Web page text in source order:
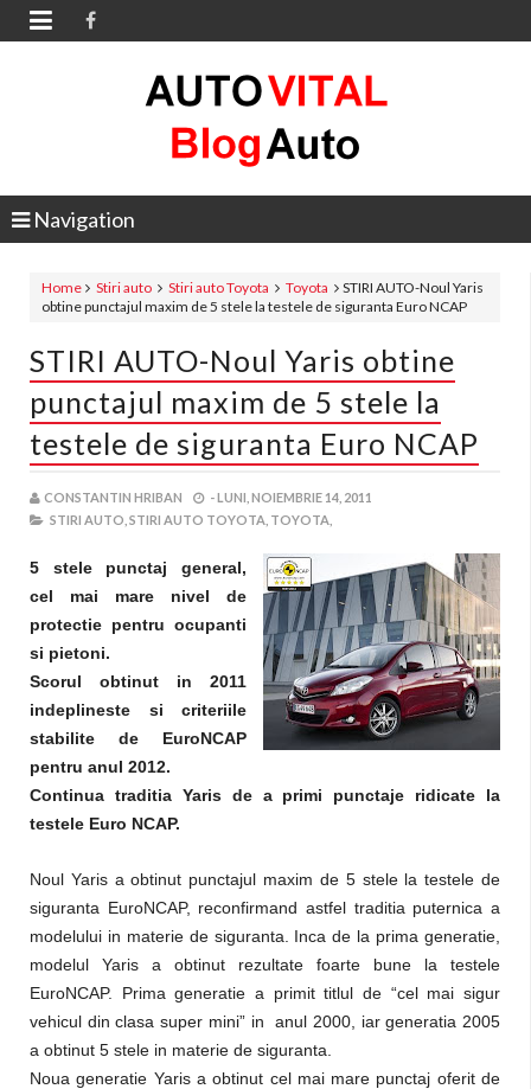

Navigation
Home Stiri auto Stiri auto Toyota Toyota
STIRI AUTO-Noul Yaris
obtine punctajul maxim de 5 stele la testele de siguranta Euro NCAP
STIRI AUTO-Noul Yaris obtine
punctajul maxim de 5 stele la
testele de siguranta Euro NCAP
CONSTANTIN HRIBAN -LUNI, NOIEMBRIE 14, 2011
STIRI AUTO, STIRI AUTO TOYOTA, TOYOTA,
5 stele punctaj general,
cel mai mare nivel de
protectie pentru ocupanti
si pietoni.
Scorul obtinut in 2011
indeplineste si criteriile
stabilite de EuroNCAP
pentru anul 2012.
Continua traditia Yaris de a primi punctaje ridicate la
testele Euro NCAP.
Noul Yaris a obtinut punctajul maxim de 5 stele la testele de
siguranta EuroNCAP, reconfirmand astfel traditia puternica a
modelului in materie de siguranta. Inca de la prima generatie,
modelul Yaris a obtinut rezultate foarte bune la testele
EuroNCAP. Prima generatie a primit titlul de “cel mai sigur
vehicul din clasa super mini” in anul 2000, iar generatia 2005
a obtinut 5 stele in materie de siguranta.
Noua generatie Yaris a obtinut cel mai mare punctaj oferit de